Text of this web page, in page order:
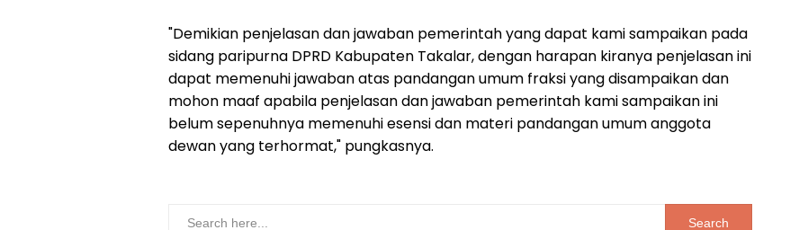
"Demikian penjelasan dan jawaban pemerintah yang dapat kami sampaikan pada
sidang paripurna DPRD Kabupaten Takalar, dengan harapan kiranya penjelasan ini
dapat memenuhi jawaban atas pandangan umum fraksi yang disampaikan dan
mohon maaf apabila penjelasan dan jawaban pemerintah kami sampaikan ini
belum sepenuhnya memenuhi esensi dan materi pandangan umum anggota
dewan yang terhormat," pungkasnya.